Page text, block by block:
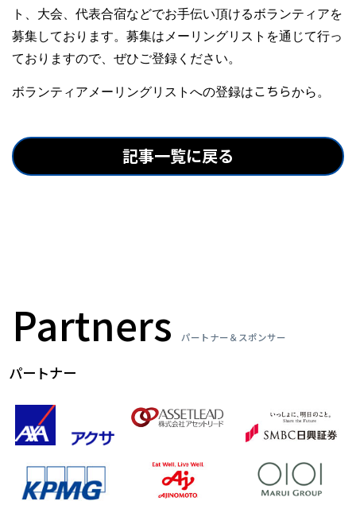
ト、大会、代表合宿などでお手伝い頂けるボランティアを
募集しております。募集はメーリングリストを通じて行っ
ておりますので、ぜひご登録ください。
ボランティアメーリングリストへの登録はこちらから。
記事一覧に戻る
Partners パートナー＆スポンサー
パートナー